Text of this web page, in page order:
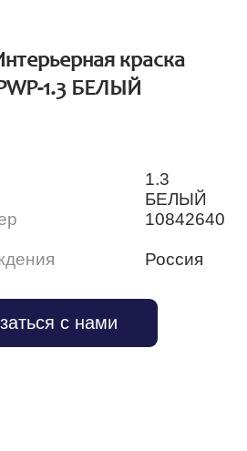
краска
1.3 БЕЛЫЙ
1.3
БЕЛЫЙ
10842640
Россия
с нами